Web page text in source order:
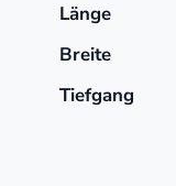
Länge
Breite
Tiefgang